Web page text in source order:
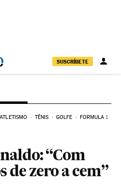
SUSCRÍBETE
ATLETISMO TÊNIS GOLFE FORMULA 1
“Com
de zero a cem”